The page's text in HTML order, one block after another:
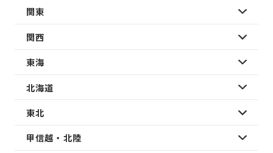
関東
関西
東海
北海道
東北
甲信越・北陸